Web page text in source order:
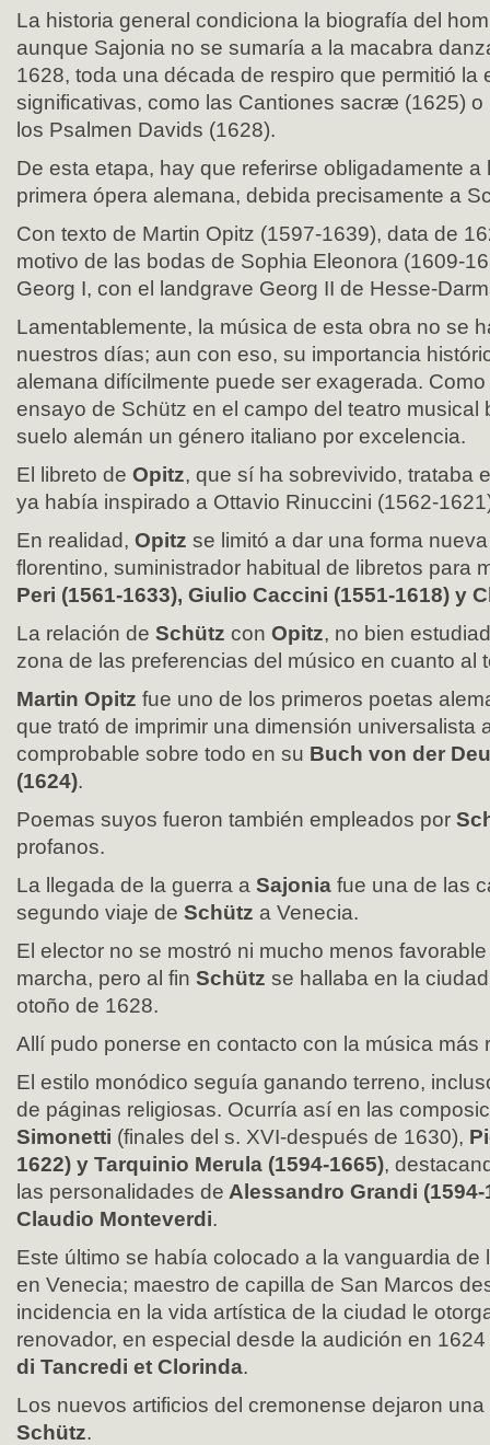
La historia general condiciona la biografía del
aunque Sajonia no se sumaría a la macabra
1628, toda una década de respiro que permitió la
significativas, como las Cantiones sacræ (1625)
los Psalmen Davids (1628).
De esta etapa, hay que referirse obligadamente a
primera ópera alemana, debida precisamente a
Con texto de Martin Opitz (1597-1639), data de
motivo de las bodas de Sophia Eleonora (1609-
Georg I, con el landgrave Georg II de Hesse-
Lamentablemente, la música de esta obra no se
nuestros días; aun con eso, su importancia
alemana difícilmente puede ser exagerada.
ensayo de Schütz en el campo del teatro musical
suelo alemán un género italiano por excelencia.
El libreto de Opitz, que sí ha sobrevivido, trataba
ya había inspirado a Ottavio Rinuccini (1562-
En realidad, Opitz se limitó a dar una forma
florentino, suministrador habitual de libretos para
Peri (1561-1633), Giulio Caccini (1551-1618) y
La relación de Schütz con Opitz, no bien
zona de las preferencias del músico en cuanto al
Martin Opitz fue uno de los primeros poetas
que trató de imprimir una dimensión universalista
comprobable sobre todo en su Buch von der
(1624).
Poemas suyos fueron también empleados por
profanos.
La llegada de la guerra a Sajonia fue una de las
segundo viaje de Schütz a Venecia.
El elector no se mostró ni mucho menos
marcha, pero al fin Schütz se hallaba en la
otoño de 1628.
Allí pudo ponerse en contacto con la música más
El estilo monódico seguía ganando terreno,
de páginas religiosas. Ocurría así en las
Simonetti (finales del s. XVI-después de 1630),
1622) y Tarquinio Merula (1594-1665),
las personalidades de Alessandro Grandi (1594-
Claudio Monteverdi.
Este último se había colocado a la vanguardia de
en Venecia; maestro de capilla de San Marcos
incidencia en la vida artística de la ciudad le
renovador, en especial desde la audición en
di Tancredi et Clorinda.
Los nuevos artificios del cremonense dejaron
Schütz.